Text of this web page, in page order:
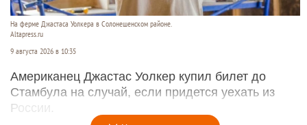
На ферме Джастаса Уолкера в Солонешенском районе.
Altapress.ru
9 августа 2026 в 10:35
Американец Джастас Уолкер купил билет до
Стамбула на случай, если придется уехать из
России.